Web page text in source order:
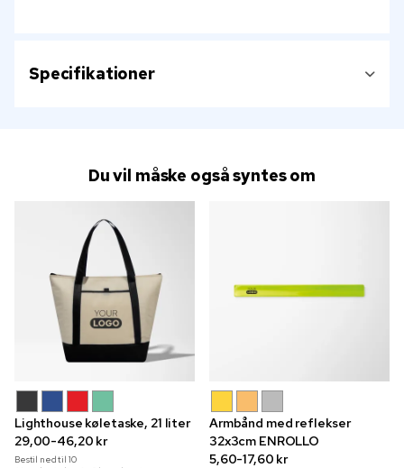
Specifikationer
Du vil måske også syntes om
Lighthouse køletaske, 21 liter
29,00-46,20 kr
Bestil ned til 10
Armbånd med reflekser
32x3cm ENROLLO
5,60-17,60 kr